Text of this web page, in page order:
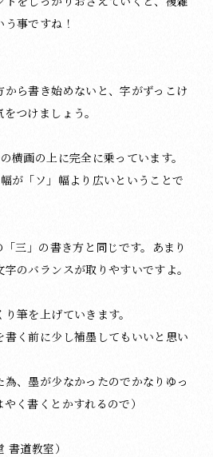
事ですね！
ら書き始めないと、字がずっこけ
つけましょう。
画の上に完全に乗っています。
が「ソ」幅より広いということで
三」の書き方と同じです。あまり
のバランスが取りやすいですよ。
筆を上げていきます。
く前に少し補墨してもいいと思い
、墨が少なかったのでかなりゆっ
く書くとかすれるので）
書道教室）